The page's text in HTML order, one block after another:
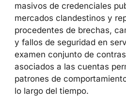
La investigación se centró
masivos de credenciales
mercados clandestinos y
datos procedentes de
phishing y fallos de
línea. El examen conjunto
metadatos asociados a las
identificar patrones de